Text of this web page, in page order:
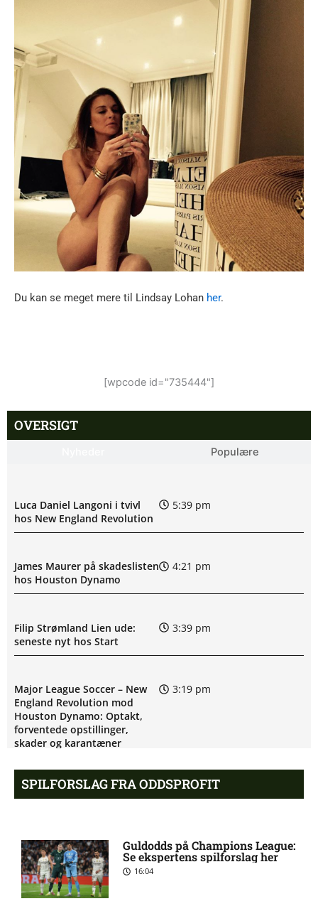
Du kan se meget mere til Lindsay Lohan her.
[wpcode id="735444"]
OVERSIGT
Populære
Luca Daniel Langoni i tvivl
hos New England Revolution
5:39 pm
James Maurer på skadeslisten
hos Houston Dynamo
4:21 pm
Filip Strømland Lien ude:
seneste nyt hos Start
3:39 pm
Major League Soccer – New
England Revolution mod
Houston Dynamo: Optakt,
forventede opstillinger,
skader og karantæner
3:19 pm
Marius Nordal tvivlsom til
Starts kamp
1:32 pm
SPILFORSLAG FRA ODDSPROFIT
Guldodds på Champions League:
Se ekspertens spilforslag her
16:04